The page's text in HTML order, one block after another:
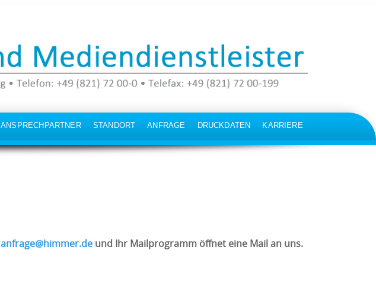
ANSPRECHPARTNER STANDORT ANFRAGE DRUCKDATEN KARRIERE
anfrage@himmer.de und Ihr Mailprogramm öffnet eine Mail an uns.